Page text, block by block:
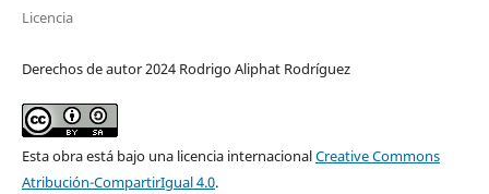
Licencia
Derechos de autor 2024 Rodrigo Aliphat Rodríguez
Esta obra está bajo una licencia internacionalCreative Commons
Atribución-CompartirIgual 4.0.